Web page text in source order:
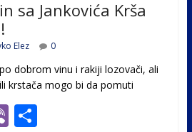
sa Jankovića Krša
Elez 0
dobrom vinu i rakiji lozovači, ali
krstača mogo bi da pomuti
Vi S